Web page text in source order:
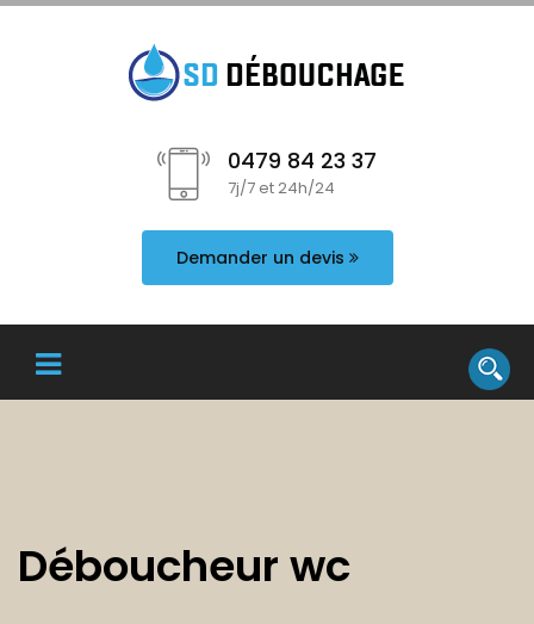
0479 84 23 37
7j/7 et 24h/24
Demander un devis
Déboucheur wc